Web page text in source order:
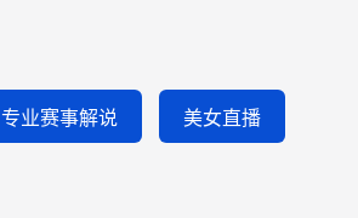
专业赛事解说 美女直播